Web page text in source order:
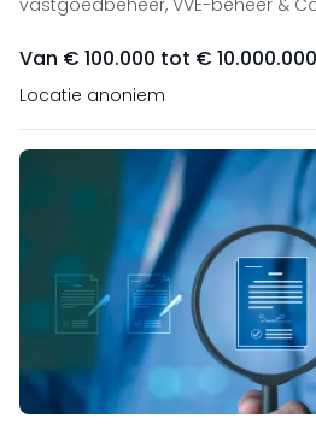
vastgoedbeheer, VVE-beheer &
Van € 100.000 tot € 10.000.000
Locatie anoniem